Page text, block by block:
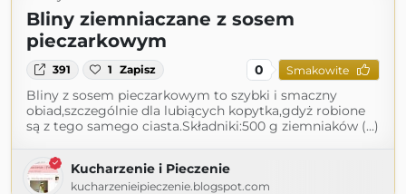
Bliny ziemniaczane z sosem
pieczarkowym
391 1 Zapisz 0 Smakowite
Bliny z sosem pieczarkowym to szybki i smaczny
obiad,szczególnie dla lubiących kopytka,gdyż robione
są z tego samego ciasta.Składniki:500 g ziemniaków (...)
Kucharzenie i Pieczenie
kucharzenieipieczenie.blogspot.com